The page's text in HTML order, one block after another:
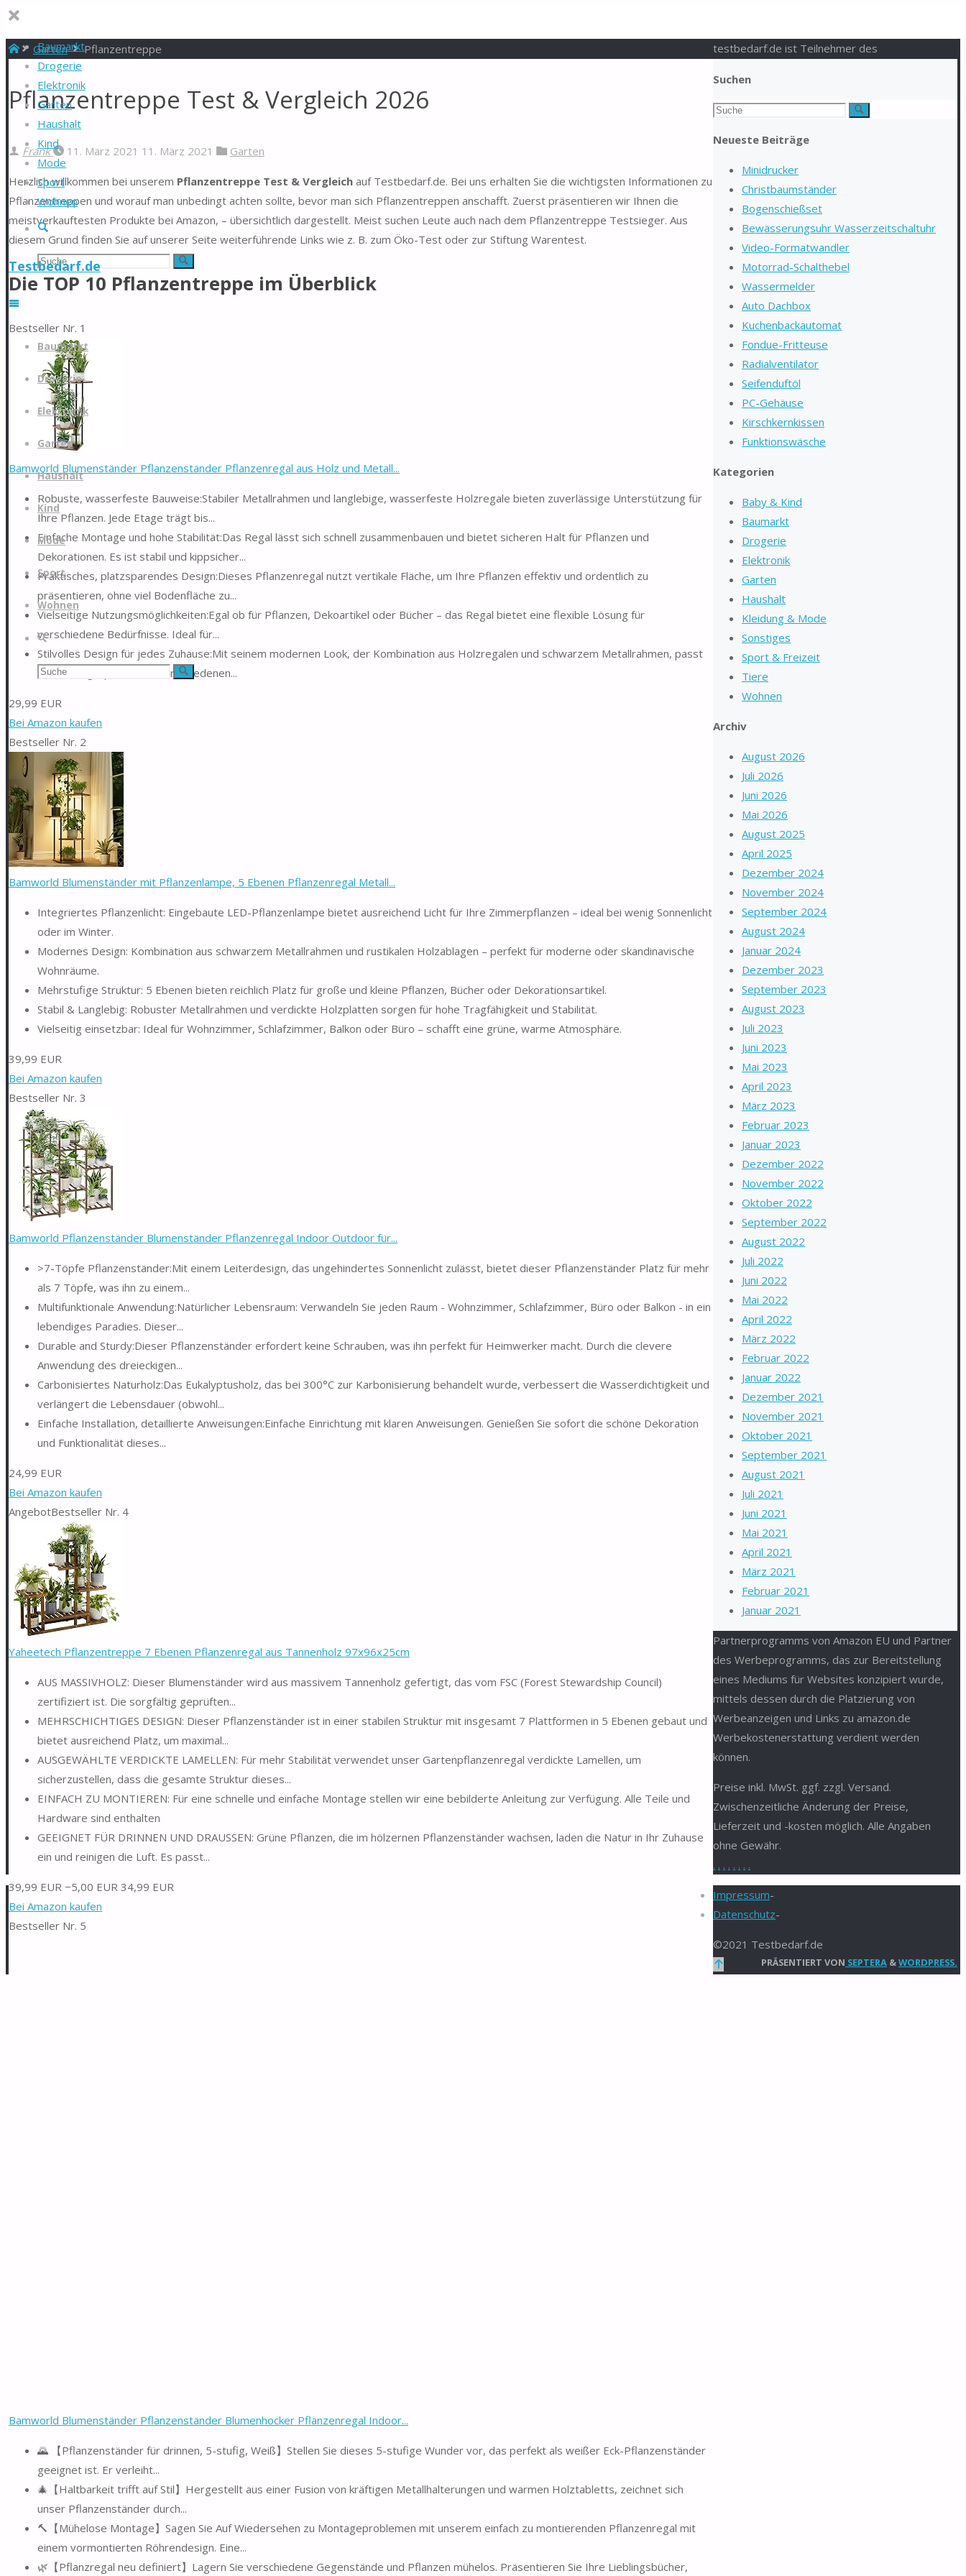
Baumarkt
Drogerie
Elektronik
Garten
Haushalt
Kind
Mode
Sport
Wohnen
Suche
Suchen
nach:
Suche
Testbedarf.de
springen
Baumarkt
Drogerie
Elektronik
Garten
Haushalt
Kind
Mode
Sport
Wohnen
Suche
Suchen
nach:
Suche
StartGarten Pflanzentreppe
Pflanzentreppe Test & Vergleich 2026
Frank 11. März 2021 11. März 2021 Garten
Herzlich willkommen bei unserem Pflanzentreppe Test & Vergleich auf Testbedarf.de. Bei uns erhalten Sie die wichtigsten Informationen zu
Pflanzentreppen und worauf man unbedingt achten sollte, bevor man sich Pflanzentreppen anschafft. Zuerst präsentieren wir Ihnen die
meistverkauftesten Produkte bei Amazon, – übersichtlich dargestellt. Meist suchen Leute auch nach dem Pflanzentreppe Testsieger. Aus
diesem Grund finden Sie auf unserer Seite weiterführende Links wie z. B. zum Öko-Test oder zur Stiftung Warentest.
Die TOP 10 Pflanzentreppe im Überblick
Bestseller Nr. 1
Bamworld Blumenständer Pflanzenständer Pflanzenregal aus Holz und Metall...
Robuste, wasserfeste Bauweise:Stabiler Metallrahmen und langlebige, wasserfeste Holzregale bieten zuverlässige Unterstützung für
Ihre Pflanzen. Jede Etage trägt bis...
Einfache Montage und hohe Stabilität:Das Regal lässt sich schnell zusammenbauen und bietet sicheren Halt für Pflanzen und
Dekorationen. Es ist stabil und kippsicher...
Praktisches, platzsparendes Design:Dieses Pflanzenregal nutzt vertikale Fläche, um Ihre Pflanzen effektiv und ordentlich zu
präsentieren, ohne viel Bodenfläche zu...
Vielseitige Nutzungsmöglichkeiten:Egal ob für Pflanzen, Dekoartikel oder Bücher – das Regal bietet eine flexible Lösung für
verschiedene Bedürfnisse. Ideal für...
Stilvolles Design für jedes Zuhause:Mit seinem modernen Look, der Kombination aus Holzregalen und schwarzem Metallrahmen, passt
dieses Regal perfekt zu verschiedenen...
29,99 EUR
Bei Amazon kaufen
Bestseller Nr. 2
Bamworld Blumenständer mit Pflanzenlampe, 5 Ebenen Pflanzenregal Metall...
Integriertes Pflanzenlicht: Eingebaute LED-Pflanzenlampe bietet ausreichend Licht für Ihre Zimmerpflanzen – ideal bei wenig Sonnenlicht
oder im Winter.
Modernes Design: Kombination aus schwarzem Metallrahmen und rustikalen Holzablagen – perfekt für moderne oder skandinavische
Wohnräume.
Mehrstufige Struktur: 5 Ebenen bieten reichlich Platz für große und kleine Pflanzen, Bücher oder Dekorationsartikel.
Stabil & Langlebig: Robuster Metallrahmen und verdickte Holzplatten sorgen für hohe Tragfähigkeit und Stabilität.
Vielseitig einsetzbar: Ideal für Wohnzimmer, Schlafzimmer, Balkon oder Büro – schafft eine grüne, warme Atmosphäre.
39,99 EUR
Bei Amazon kaufen
Bestseller Nr. 3
Bamworld Pflanzenständer Blumenständer Pflanzenregal Indoor Outdoor für...
>7-Töpfe Pflanzenständer:Mit einem Leiterdesign, das ungehindertes Sonnenlicht zulässt, bietet dieser Pflanzenständer Platz für mehr
als 7 Töpfe, was ihn zu einem...
Multifunktionale Anwendung:Natürlicher Lebensraum: Verwandeln Sie jeden Raum - Wohnzimmer, Schlafzimmer, Büro oder Balkon - in ein
lebendiges Paradies. Dieser...
Durable and Sturdy:Dieser Pflanzenständer erfordert keine Schrauben, was ihn perfekt für Heimwerker macht. Durch die clevere
Anwendung des dreieckigen...
Carbonisiertes Naturholz:Das Eukalyptusholz, das bei 300°C zur Karbonisierung behandelt wurde, verbessert die Wasserdichtigkeit und
verlängert die Lebensdauer (obwohl...
Einfache Installation, detaillierte Anweisungen:Einfache Einrichtung mit klaren Anweisungen. Genießen Sie sofort die schöne Dekoration
und Funktionalität dieses...
24,99 EUR
Bei Amazon kaufen
AngebotBestseller Nr. 4
Yaheetech Pflanzentreppe 7 Ebenen Pflanzenregal aus Tannenholz 97x96x25cm
AUS MASSIVHOLZ: Dieser Blumenständer wird aus massivem Tannenholz gefertigt, das vom FSC (Forest Stewardship Council)
zertifiziert ist. Die sorgfältig geprüften...
MEHRSCHICHTIGES DESIGN: Dieser Pflanzenständer ist in einer stabilen Struktur mit insgesamt 7 Plattformen in 5 Ebenen gebaut und
bietet ausreichend Platz, um maximal...
AUSGEWÄHLTE VERDICKTE LAMELLEN: Für mehr Stabilität verwendet unser Gartenpflanzenregal verdickte Lamellen, um
sicherzustellen, dass die gesamte Struktur dieses...
EINFACH ZU MONTIEREN: Für eine schnelle und einfache Montage stellen wir eine bebilderte Anleitung zur Verfügung. Alle Teile und
Hardware sind enthalten
GEEIGNET FÜR DRINNEN UND DRAUSSEN: Grüne Pflanzen, die im hölzernen Pflanzenständer wachsen, laden die Natur in Ihr Zuhause
ein und reinigen die Luft. Es passt...
39,99 EUR −5,00 EUR 34,99 EUR
Bei Amazon kaufen
Bestseller Nr. 5
Bamworld Blumenständer Pflanzenständer Blumenhocker Pflanzenregal Indoor...
🌄 【Pflanzenständer für drinnen, 5-stufig, Weiß】Stellen Sie dieses 5-stufige Wunder vor, das perfekt als weißer Eck-Pflanzenständer
geeignet ist. Er verleiht...
🎄【Haltbarkeit trifft auf Stil】Hergestellt aus einer Fusion von kräftigen Metallhalterungen und warmen Holztabletts, zeichnet sich
unser Pflanzenständer durch...
🔨【Mühelose Montage】Sagen Sie Auf Wiedersehen zu Montageproblemen mit unserem einfach zu montierenden Pflanzenregal mit
einem vormontierten Röhrendesign. Eine...
🌿【Pflanzregal neu definiert】Lagern Sie verschiedene Gegenstände und Pflanzen mühelos. Präsentieren Sie Ihre Lieblingsbücher,
Suchen
Suchen
Suche
Neueste Beiträge
Minidrucker
Christbaumständer
Bogenschießset
Bewässerungsuhr Wasserzeitschaltuhr
Video-Formatwandler
Motorrad-Schalthebel
Wassermelder
Auto Dachbox
Kuchenbackautomat
Fondue-Fritteuse
Radialventilator
Seifenduftöl
PC-Gehäuse
Kirschkernkissen
Funktionswäsche
Kategorien
Baby & Kind
Baumarkt
Drogerie
Elektronik
Garten
Haushalt
Kleidung & Mode
Sonstiges
Sport & Freizeit
Tiere
Wohnen
Archiv
August 2026
Juli 2026
Juni 2026
Mai 2026
August 2025
April 2025
Dezember 2024
November 2024
September 2024
August 2024
Januar 2024
Dezember 2023
September 2023
August 2023
Juli 2023
Juni 2023
Mai 2023
April 2023
März 2023
Februar 2023
Januar 2023
Dezember 2022
November 2022
Oktober 2022
September 2022
August 2022
Juli 2022
Juni 2022
Mai 2022
April 2022
März 2022
Februar 2022
Januar 2022
Dezember 2021
November 2021
Oktober 2021
September 2021
August 2021
Juli 2021
Juni 2021
Mai 2021
April 2021
März 2021
Februar 2021
Januar 2021
testbedarf.de ist Teilnehmer des
Partnerprogramms von Amazon EU und Partner
des Werbeprogramms, das zur Bereitstellung
eines Mediums für Websites konzipiert wurde,
mittels dessen durch die Platzierung von
Werbeanzeigen und Links zu amazon.de
Werbekostenerstattung verdient werden
können.
Preise inkl. MwSt. ggf. zzgl. Versand.
Zwischenzeitliche Änderung der Preise,
Lieferzeit und -kosten möglich. Alle Angaben
ohne Gewähr.
. . . . . . . .
Impressum-
Datenschutz-
©2021 Testbedarf.de
PRÄSENTIERT VON SEPTERA &WORDPRESS.
Zurück